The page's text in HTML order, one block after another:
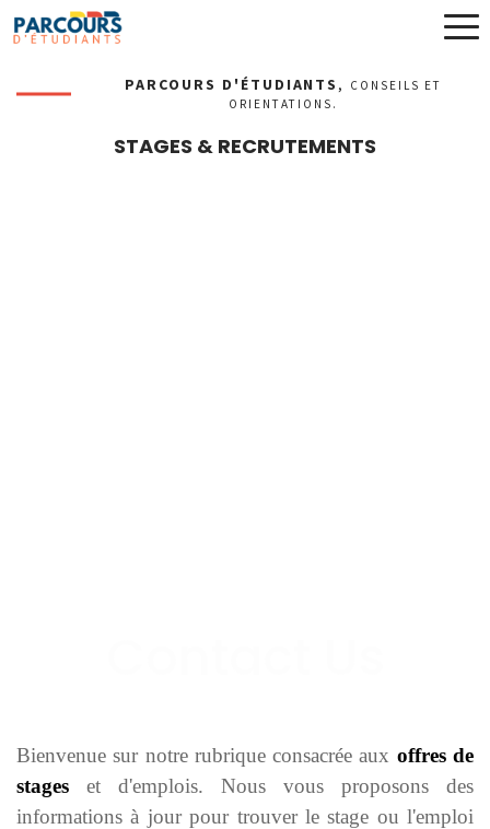
PARCOURS D'ÉTUDIANTS ,
CONSEILS ET
ORIENTATIONS.
STAGES & RECRUTEMENTS
Bienvenue sur notre rubrique consacrée aux offres de
stages et d'emplois. Nous vous proposons des
informations à jour pour trouver le stage ou l'emploi